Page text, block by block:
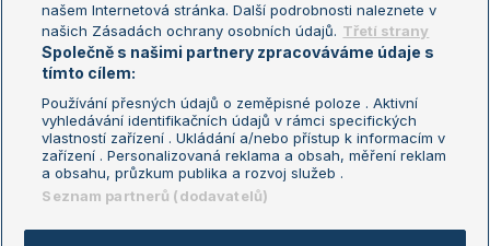
Livesport Daily
LS Prague Open
Podmínky užití
Nastavení soukromí
GDPR a žurnalistika
Reklama
Kontakt
Informace o zpracování osobních
údajů
našem Internetová stránka. Další podrobnosti naleznete v
našich Zásadách ochrany osobních údajů. Třetí strany
Společně s našimi partnery zpracováváme údaje s
tímto cílem:
Používání přesných údajů o zeměpisné poloze . Aktivní
vyhledávání identifikačních údajů v rámci specifických
vlastností zařízení . Ukládání a/nebo přístup k informacím v
zařízení . Personalizovaná reklama a obsah, měření reklam
a obsahu, průzkum publika a rozvoj služeb .
Seznam partnerů (dodavatelů)